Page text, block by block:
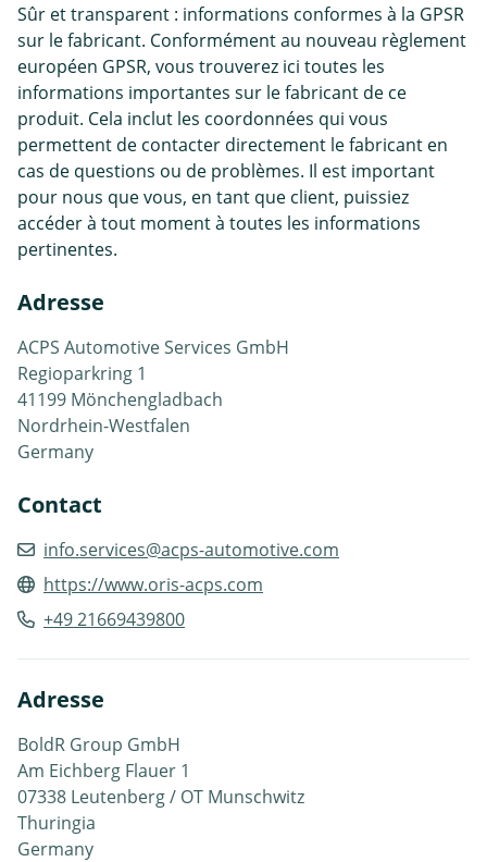
Sûr et transparent : informations conformes à la GPSR
sur le fabricant. Conformément au nouveau règlement
européen GPSR, vous trouverez ici toutes les
informations importantes sur le fabricant de ce
produit. Cela inclut les coordonnées qui vous
permettent de contacter directement le fabricant en
cas de questions ou de problèmes. Il est important
pour nous que vous, en tant que client, puissiez
accéder à tout moment à toutes les informations
pertinentes.
Adresse
ACPS Automotive Services GmbH
Regioparkring 1
41199 Mönchengladbach
Nordrhein-Westfalen
Germany
Contact
info.services@acps-automotive.com
https://www.oris-acps.com
+49 21669439800
Adresse
BoldR Group GmbH
Am Eichberg Flauer 1
07338 Leutenberg / OT Munschwitz
Thuringia
Germany